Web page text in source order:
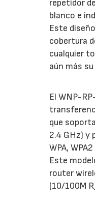
repetidor
blanco e
Este
cobertura
cualquier
aún más
El WNP-
que
2.4 GHz) y
WPA,
Este
router
(10/100M